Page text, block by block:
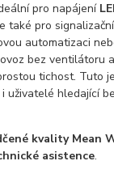
pro napájení
také pro
automatizaci
bez ventilátoru
tichost. Tuto
uživatelé hledající
kvality Mean
asistence.